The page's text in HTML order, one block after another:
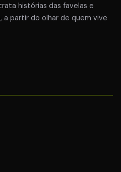
histórias das favelas e
a partir do olhar de quem vive